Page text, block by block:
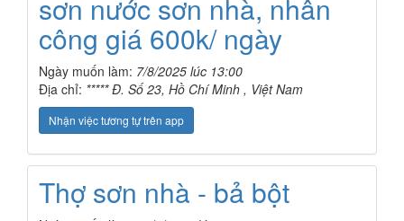
sơn nước sơn nhà, nhân
công giá 600k/ ngày
Ngày muốn làm: 7/8/2025 lúc 13:00
Địa chỉ: ***** Đ. Số 23, Hồ Chí Minh , Việt Nam
Nhận việc tương tự trên app
Thợ sơn nhà - bả bột